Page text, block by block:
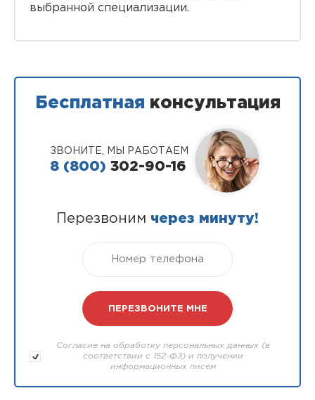
выбранной специализации.
Бесплатная консультация
ЗВОНИТЕ, МЫ РАБОТАЕМ
8 (800) 302-90-16
Перезвоним через минуту!
Согласие на обработку персональных данных (в
соответствии с 152-ФЗ) и получении
информационных писем